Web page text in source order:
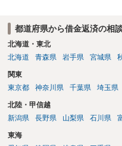
都道府県から借金返済の相
北海道・東北
北海道
青森県 岩手県 宮城県
関東
東京都
神奈川県 千葉県 埼玉県
北陸・甲信越
新潟県
長野県 山梨県 石川県
東海